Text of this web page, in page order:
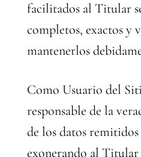
facilitados al Titular
completos, exactos y
mantenerlos
Como Usuario del
responsable de la
de los datos
exonerando al